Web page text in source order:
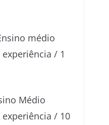
médio
/ 1
Médio
/ 10